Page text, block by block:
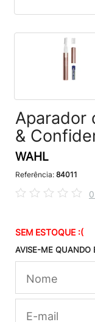
Aparador
&
WAHL
Referência: 84011
SEM ESTOQUE :(
AVISE-ME QUANDO